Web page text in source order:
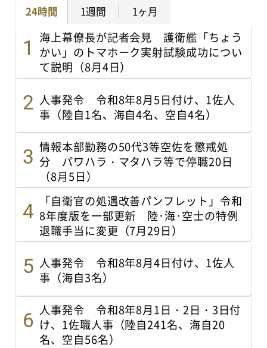
24時間 1週間 1ヶ月
海上幕僚長が記者会見 護衛艦「ちょう
かい」のトマホーク実射試験成功につい
て説明（8月4日）
人事発令 令和8年8月5日付け、1佐人
事（陸自1名、海自4名、空自4名）
情報本部勤務の50代3等空佐を懲戒処
分 パワハラ・マタハラ等で停職20日
（8月5日）
「自衛官の処遇改善パンフレット」令和
8年度版を一部更新 陸･海･空士の特例
退職手当に変更（7月29日）
人事発令 令和8年8月4日付け、1佐人
事（海自3名）
人事発令 令和8年8月1日・2日・3日付
け、1佐職人事（陸自241名、海自20
名、空自56名）